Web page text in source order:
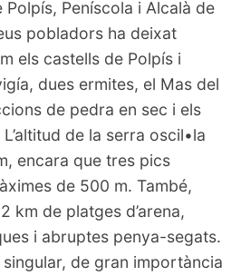
Polpís, Peníscola i Alcalà de
pobladors ha deixat
els castells de Polpís i
dues ermites, el Mas del
de pedra en sec i els
de la serra oscil•la
encara que tres pics
de 500 m. També,
km de platges d’arena,
i abruptes penya-segats.
de gran importància